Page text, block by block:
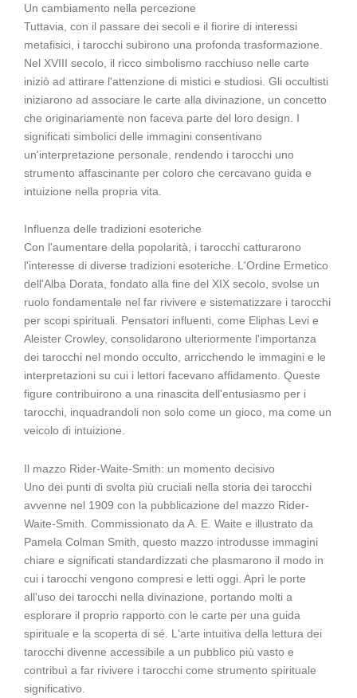
Un cambiamento nella percezione
Tuttavia, con il passare dei secoli e il fiorire di interessi
metafisici, i tarocchi subirono una profonda trasformazione.
Nel XVIII secolo, il ricco simbolismo racchiuso nelle carte
iniziò ad attirare l'attenzione di mistici e studiosi. Gli occultisti
iniziarono ad associare le carte alla divinazione, un concetto
che originariamente non faceva parte del loro design. I
significati simbolici delle immagini consentivano
un'interpretazione personale, rendendo i tarocchi uno
strumento affascinante per coloro che cercavano guida e
intuizione nella propria vita.
Influenza delle tradizioni esoteriche
Con l'aumentare della popolarità, i tarocchi catturarono
l'interesse di diverse tradizioni esoteriche. L'Ordine Ermetico
dell'Alba Dorata, fondato alla fine del XIX secolo, svolse un
ruolo fondamentale nel far rivivere e sistematizzare i tarocchi
per scopi spirituali. Pensatori influenti, come Eliphas Levi e
Aleister Crowley, consolidarono ulteriormente l'importanza
dei tarocchi nel mondo occulto, arricchendo le immagini e le
interpretazioni su cui i lettori facevano affidamento. Queste
figure contribuirono a una rinascita dell'entusiasmo per i
tarocchi, inquadrandoli non solo come un gioco, ma come un
veicolo di intuizione.
Il mazzo Rider-Waite-Smith: un momento decisivo
Uno dei punti di svolta più cruciali nella storia dei tarocchi
avvenne nel 1909 con la pubblicazione del mazzo Rider-
Waite-Smith. Commissionato da A. E. Waite e illustrato da
Pamela Colman Smith, questo mazzo introdusse immagini
chiare e significati standardizzati che plasmarono il modo in
cui i tarocchi vengono compresi e letti oggi. Aprì le porte
all'uso dei tarocchi nella divinazione, portando molti a
esplorare il proprio rapporto con le carte per una guida
spirituale e la scoperta di sé. L'arte intuitiva della lettura dei
tarocchi divenne accessibile a un pubblico più vasto e
contribuì a far rivivere i tarocchi come strumento spirituale
significativo.